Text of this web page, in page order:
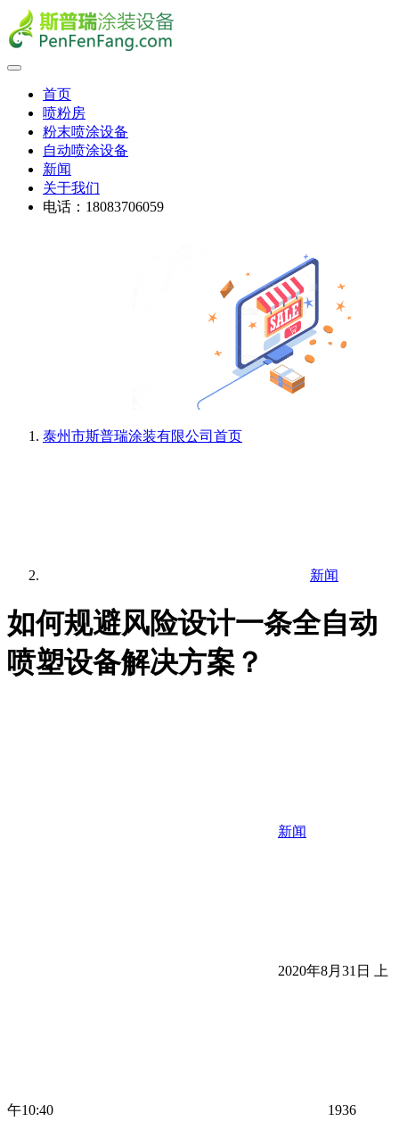
首页
喷粉房
粉末喷涂设备
自动喷涂设备
新闻
关于我们
电话：18083706059
泰州市斯普瑞涂装有限公司 首页
新闻
如何规避风险设计一条全自动
喷塑设备解决方案？
新闻
2020年8月31日 上
午10:40 1936